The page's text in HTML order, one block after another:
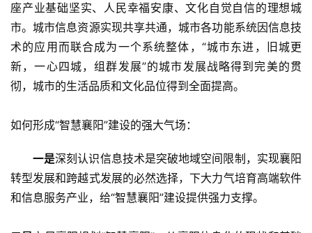
座产业基础坚实、人民幸福安康、文化自觉自信的理想城
市。城市信息资源实现共享共通，城市各功能系统因信息技
术的应用而联合成为一个系统整体，“城市东进，旧城更
新，一心四城，组群发展”的城市发展战略得到完美的贯
彻，城市的生活品质和文化品位得到全面提高。
如何形成“智慧襄阳”建设的强大气场：
一是深刻认识信息技术是突破地域空间限制，实现襄阳
转型发展和跨越式发展的必然选择，下大力气培育高端软件
和信息服务产业，给“智慧襄阳”建设提供强力支撑。